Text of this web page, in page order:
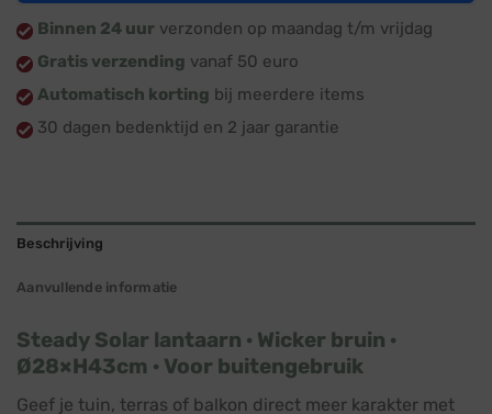
Binnen 24 uur verzonden op maandag t/m vrijdag
Gratis verzending vanaf 50 euro
Automatisch korting bij meerdere items
30 dagen bedenktijd en 2 jaar garantie
Beschrijving
Aanvullende informatie
Steady Solar lantaarn · Wicker bruin ·
Ø28×H43cm · Voor buitengebruik
Geef je tuin, terras of balkon direct meer karakter met